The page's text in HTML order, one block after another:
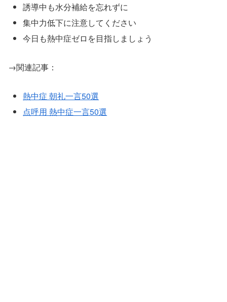
誘導中も水分補給を忘れずに
集中力低下に注意してください
今日も熱中症ゼロを目指しましょう
→関連記事：
熱中症 朝礼一言50選
点呼用 熱中症一言50選